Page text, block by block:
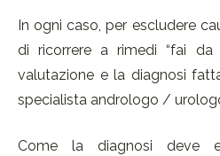
In ogni caso, per escludere
di ricorrere a rimedi “fai da
valutazione e la diagnosi
specialista andrologo /
Come la diagnosi deve